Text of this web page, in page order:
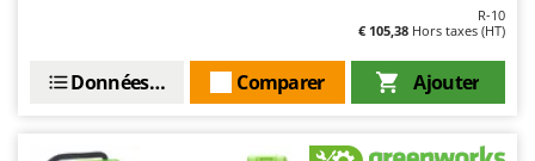
R-10
€ 105,38 Hors taxes (HT)
Ajouter
Comparer
Données techniques